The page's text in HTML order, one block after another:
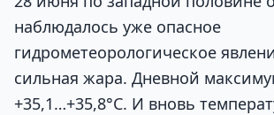
наблюдалось уже опасное
гидрометеорологическое
сильная жара. Дневной
+35,1…+35,8°C. И вновь